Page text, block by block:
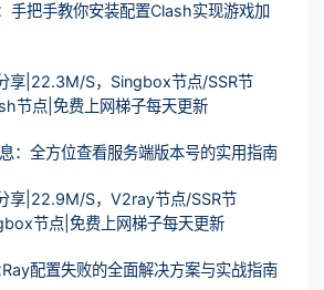
手把手教你安装配置Clash实现游戏加
享|22.3M/S，Singbox节点/SSR节
节点|免费上网梯子每天更新
：全方位查看服务端版本号的实用指南
享|22.9M/S，V2ray节点/SSR节
节点|免费上网梯子每天更新
配置失败的全面解决方案与实战指南